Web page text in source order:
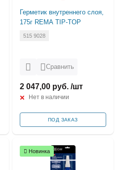
Герметик внутреннего слоя,
175г REMA TIP-TOP
515 9028
Сравнить
2 047,00 руб. /шт
Нет в наличии
ПОД ЗАКАЗ
Новинка